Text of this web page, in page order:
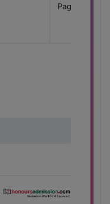
Page